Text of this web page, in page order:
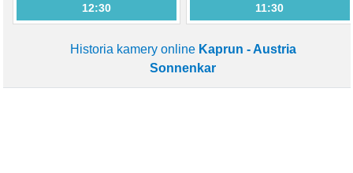
12:30
11:30
Historia kamery online Kaprun - Austria
Sonnenkar